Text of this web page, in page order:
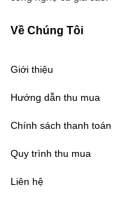
Về Chúng Tôi
Giới thiệu
Hướng dẫn thu mua
Chính sách thanh toán
Quy trình thu mua
Liên hệ